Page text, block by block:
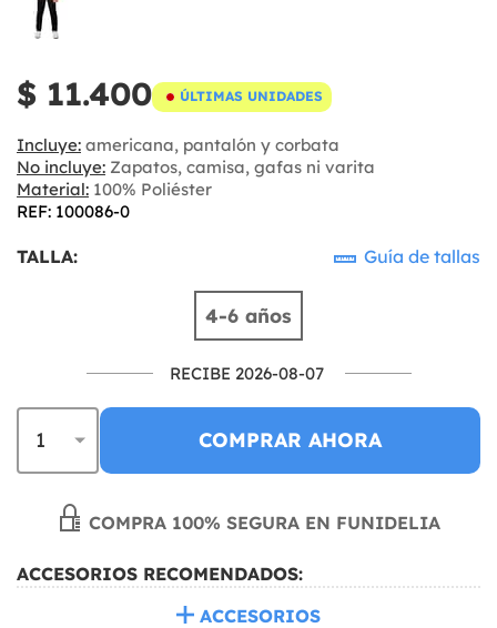
$ 11.400 ÚLTIMAS UNIDADES
Incluye: americana, pantalón y corbata
No incluye: Zapatos, camisa, gafas ni varita
Material: 100% Poliéster
REF: 100086-0
TALLA: Guía de tallas
4-6 años
RECIBE 2026-08-07
COMPRAR AHORA
COMPRA 100% SEGURA EN FUNIDELIA
ACCESORIOS RECOMENDADOS:
ACCESORIOS